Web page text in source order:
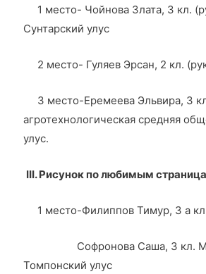
1 место- Чойнова Злата, 3 кл.
Сунтарский улус
2 место- Гуляев Эрсан, 2 кл.
3 место-Еремеева Эльвира, 3
агротехнологическая средняя
улус.
III. Рисунок по любимым
1 место-Филиппов Тимур, 3 а
Софронова Саша, 3 кл.
Томпонский улус